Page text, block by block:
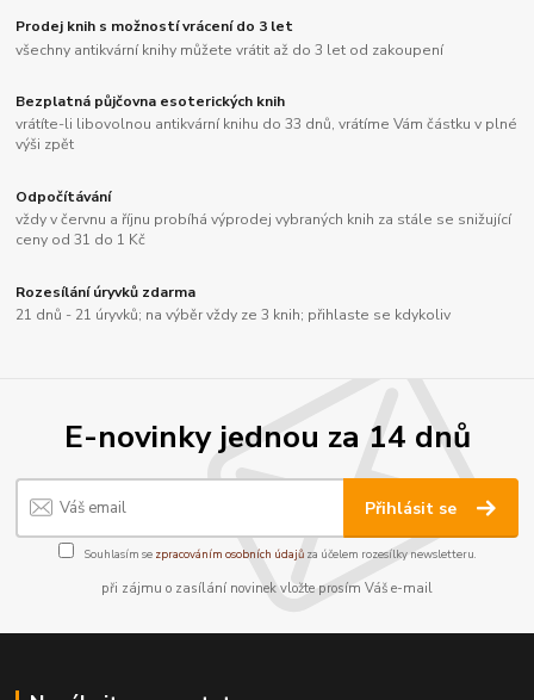
Prodej knih s možností vrácení do 3 let
všechny antikvární knihy můžete vrátit až do 3 let od zakoupení
Bezplatná půjčovna esoterických knih
vrátíte-li libovolnou antikvární knihu do 33 dnů, vrátíme Vám částku v plné
výši zpět
Odpočítávání
vždy v červnu a říjnu probíhá výprodej vybraných knih za stále se snižující
ceny od 31 do 1 Kč
Rozesílání úryvků zdarma
21 dnů - 21 úryvků; na výběr vždy ze 3 knih; přihlaste se kdykoliv
E-novinky jednou za 14 dnů
Přihlásit se
Souhlasím se zpracováním osobních údajůza účelem rozesílky newsletteru.
při zájmu o zasílání novinek vložte prosím Váš e-mail